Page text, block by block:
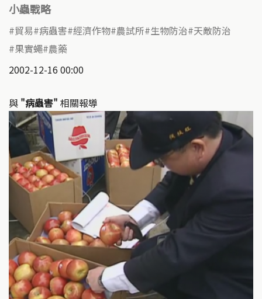
小蟲戰略
貿易 病蟲害 經濟作物 農試所 生物防治 天敵防治
果實蠅 農藥
2002-12-16 00:00
與 "病蟲害" 相關報導